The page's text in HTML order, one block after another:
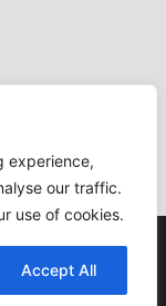
experience,
our traffic.
use of cookies.
Accept All
– Powered by